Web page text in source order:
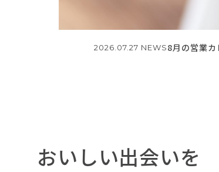
2026.07.27 NEWS8月の営業カ
おいしい出会いを